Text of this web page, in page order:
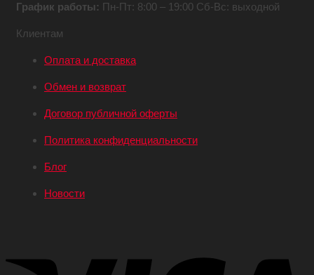
График работы: Пн-Пт: 8:00 – 19:00 Сб-Вс: выходной
Клиентам
Оплата и доставка
Обмен и возврат
Договор публичной оферты
Политика конфиденциальности
Блог
Новости